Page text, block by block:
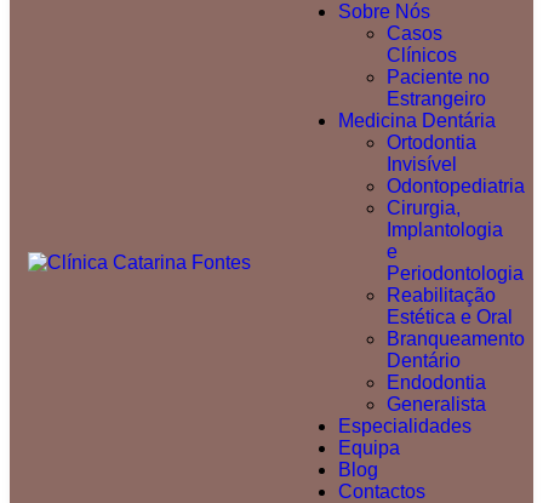
Sobre Nós
Casos
Clínicos
Paciente no
Estrangeiro
Medicina Dentária
Ortodontia
Invisível
Odontopediatria
Cirurgia,
Implantologia
e
Periodontologia
Reabilitação
Estética e Oral
Branqueamento
Dentário
Endodontia
Generalista
Especialidades
Equipa
Blog
Contactos